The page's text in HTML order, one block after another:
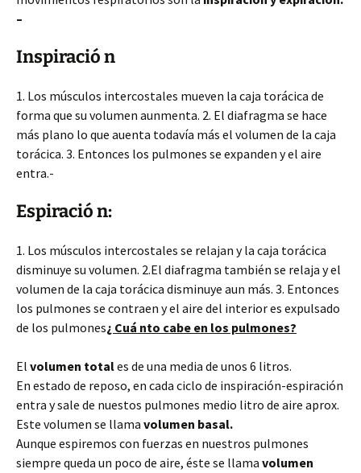
–
Inspiració n
1. Los músculos intercostales mueven la caja torácica de
forma que su volumen aunmenta. 2. El diafragma se hace
más plano lo que auenta todavía más el volumen de la caja
torácica. 3. Entonces los pulmones se expanden y el aire
entra.-
Espiració n:
1. Los músculos intercostales se relajan y la caja torácica
disminuye su volumen. 2.El diafragma también se relaja y el
volumen de la caja torácica disminuye aun más. 3. Entonces
los pulmones se contraen y el aire del interior es expulsado
de los pulmones¿ Cuá nto cabe en los pulmones?
El volumen totales de una media de unos 6 litros.
En estado de reposo, en cada ciclo de inspiración-espiración
entra y sale de nuestos pulmones medio litro de aire aprox.
Este volumen se llama volumen basal.
Aunque espiremos con fuerzas en nuestros pulmones
siempre queda un poco de aire, éste se llama volumen